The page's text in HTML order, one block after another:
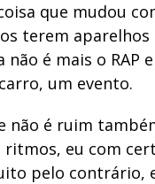
que mudou
terem
não é mais o RAP
um evento.
não é ruim
ritmos, eu com
pelo contrário,